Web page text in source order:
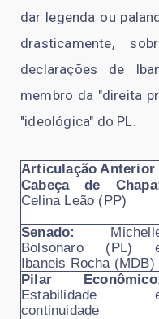
dar legenda ou
drasticamente,
declarações de
membro da "direita
"ideológica" do PL.
Articulação Anterior
Cabeça de
Celina Leão (PP)
Senado:
Bolsonaro (PL)
Ibaneis Rocha (MDB)
Pilar
Estabilidade
continuidade